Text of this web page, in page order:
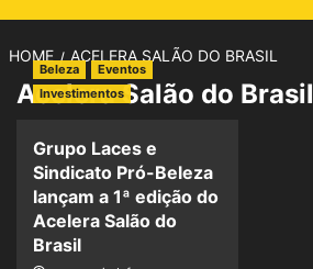
HOME ACELERA SALÃO DO BRASIL
Acelera Salão do Brasil
Beleza
Eventos
Investimentos
Grupo Laces e
Sindicato Pró-Beleza
lançam a 1ª edição do
Acelera Salão do
Brasil